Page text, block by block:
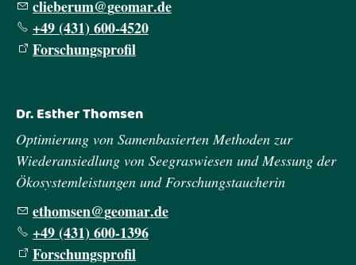
cl b r m g m rd
+49 (431) 600-4520
Forschungsprofil
Dr. Esther Thomsen
Optimierung von Samenbasierten Methoden zur
Wiederansiedlung von Seegraswiesen und Messung der
Ökosystemleistungen und Forschungstaucherin
th ms n g m rd
+49 (431) 600-1396
Forschungsprofil